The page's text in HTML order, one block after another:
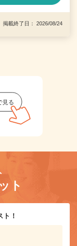
載終了日： 2026/08/24
ト
！